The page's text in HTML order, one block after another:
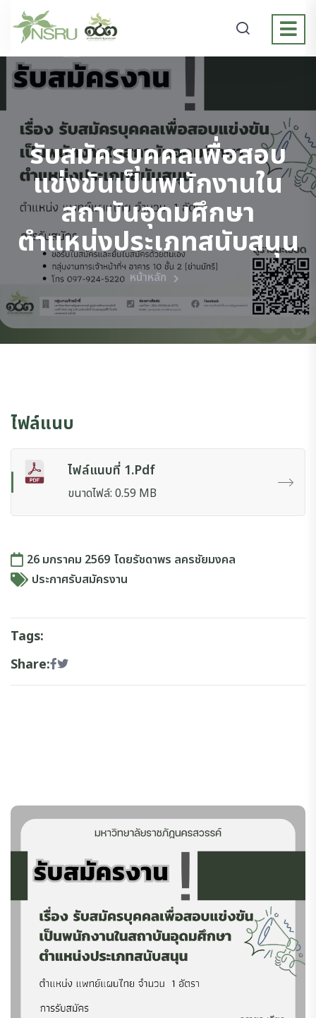
รับสมัครบุคคลเพื่อสอบ
แข่งขันเป็นพนักงานใน
สถาบันอุดมศึกษา
ตำแหน่งประเภทสนับสนุน
หน้าหลัก
ไฟล์แนบ
ไฟล์แนบที่ 1.pdf
ขนาดไฟล์: 0.59 MB
26 มกราคม 2569 โดยรัชดาพร ลครชัยมงคล
ประกาศรับสมัครงาน
Tags:
Share: